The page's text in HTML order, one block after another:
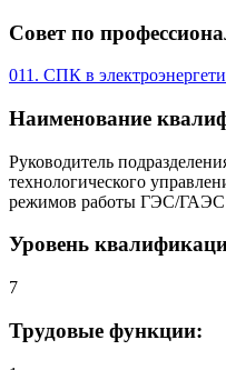
Совет по
011. СПК в
Наименование
Руководитель
технологического
режимов работы ГЭС/ГАЭС
Уровень
7
Трудовые функции: